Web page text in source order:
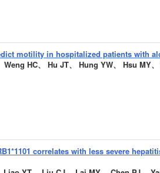
motility in hospitalized patients with
HC、 Hu JT、 Hung YW、 Hsu MY
correlates with less severe